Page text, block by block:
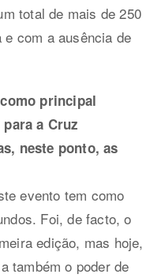
total de mais de 250
com a ausência de
principal
a Cruz
neste ponto, as
evento tem como
Foi, de facto, o
edição, mas hoje,
também o poder de